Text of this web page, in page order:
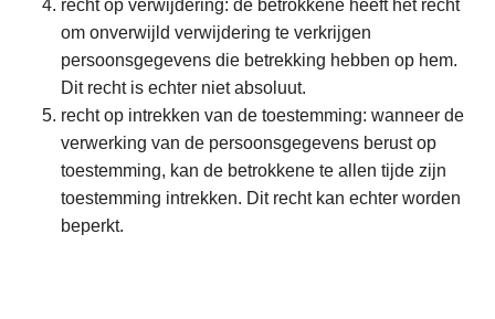
recht op verwijdering: de betrokkene heeft het recht
om onverwijld verwijdering te verkrijgen
persoonsgegevens die betrekking hebben op hem.
Dit recht is echter niet absoluut.
recht op intrekken van de toestemming: wanneer de
verwerking van de persoonsgegevens berust op
toestemming, kan de betrokkene te allen tijde zijn
toestemming intrekken. Dit recht kan echter worden
beperkt.